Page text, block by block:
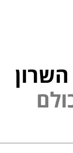
ל ם